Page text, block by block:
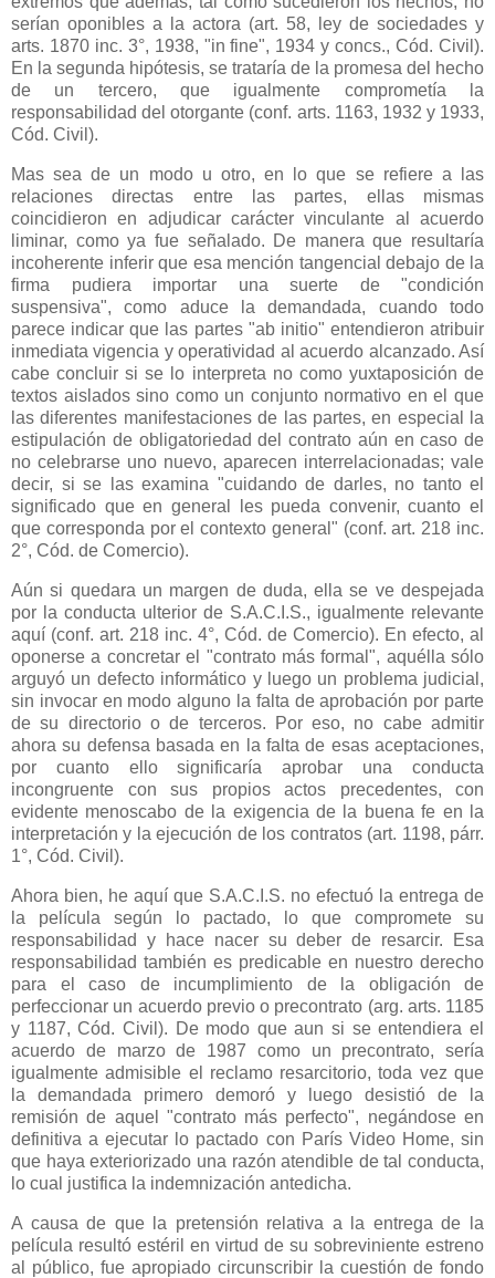
serían oponibles a la actora (art. 58, ley de sociedades y
arts. 1870 inc. 3°, 1938, "in fine", 1934 y concs., Cód. Civil).
En la segunda hipótesis, se trataría de la promesa del hecho
de un tercero, que igualmente comprometía la
responsabilidad del otorgante (conf. arts. 1163, 1932 y 1933,
Cód. Civil).
Mas sea de un modo u otro, en lo que se refiere a las
relaciones directas entre las partes, ellas mismas
coincidieron en adjudicar carácter vinculante al acuerdo
liminar, como ya fue señalado. De manera que resultaría
incoherente inferir que esa mención tangencial debajo de la
firma pudiera importar una suerte de "condición
suspensiva", como aduce la demandada, cuando todo
parece indicar que las partes "ab initio" entendieron atribuir
inmediata vigencia y operatividad al acuerdo alcanzado. Así
cabe concluir si se lo interpreta no como yuxtaposición de
textos aislados sino como un conjunto normativo en el que
las diferentes manifestaciones de las partes, en especial la
estipulación de obligatoriedad del contrato aún en caso de
no celebrarse uno nuevo, aparecen interrelacionadas; vale
decir, si se las examina "cuidando de darles, no tanto el
significado que en general les pueda convenir, cuanto el
que corresponda por el contexto general" (conf. art. 218 inc.
2°, Cód. de Comercio).
Aún si quedara un margen de duda, ella se ve despejada
por la conducta ulterior de S.A.C.I.S., igualmente relevante
aquí (conf. art. 218 inc. 4°, Cód. de Comercio). En efecto, al
oponerse a concretar el "contrato más formal", aquélla sólo
arguyó un defecto informático y luego un problema judicial,
sin invocar en modo alguno la falta de aprobación por parte
de su directorio o de terceros. Por eso, no cabe admitir
ahora su defensa basada en la falta de esas aceptaciones,
por cuanto ello significaría aprobar una conducta
incongruente con sus propios actos precedentes, con
evidente menoscabo de la exigencia de la buena fe en la
interpretación y la ejecución de los contratos (art. 1198, párr.
1°, Cód. Civil).
Ahora bien, he aquí que S.A.C.I.S. no efectuó la entrega de
la película según lo pactado, lo que compromete su
responsabilidad y hace nacer su deber de resarcir. Esa
responsabilidad también es predicable en nuestro derecho
para el caso de incumplimiento de la obligación de
perfeccionar un acuerdo previo o precontrato (arg. arts. 1185
y 1187, Cód. Civil). De modo que aun si se entendiera el
acuerdo de marzo de 1987 como un precontrato, sería
igualmente admisible el reclamo resarcitorio, toda vez que
la demandada primero demoró y luego desistió de la
remisión de aquel "contrato más perfecto", negándose en
definitiva a ejecutar lo pactado con París Video Home, sin
que haya exteriorizado una razón atendible de tal conducta,
lo cual justifica la indemnización antedicha.
A causa de que la pretensión relativa a la entrega de la
película resultó estéril en virtud de su sobreviniente estreno
al público, fue apropiado circunscribir la cuestión de fondo